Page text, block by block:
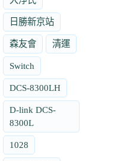
日勝新京站
森友會 清運
Switch
DCS-8300LH
D-link DCS-
8300L
1028